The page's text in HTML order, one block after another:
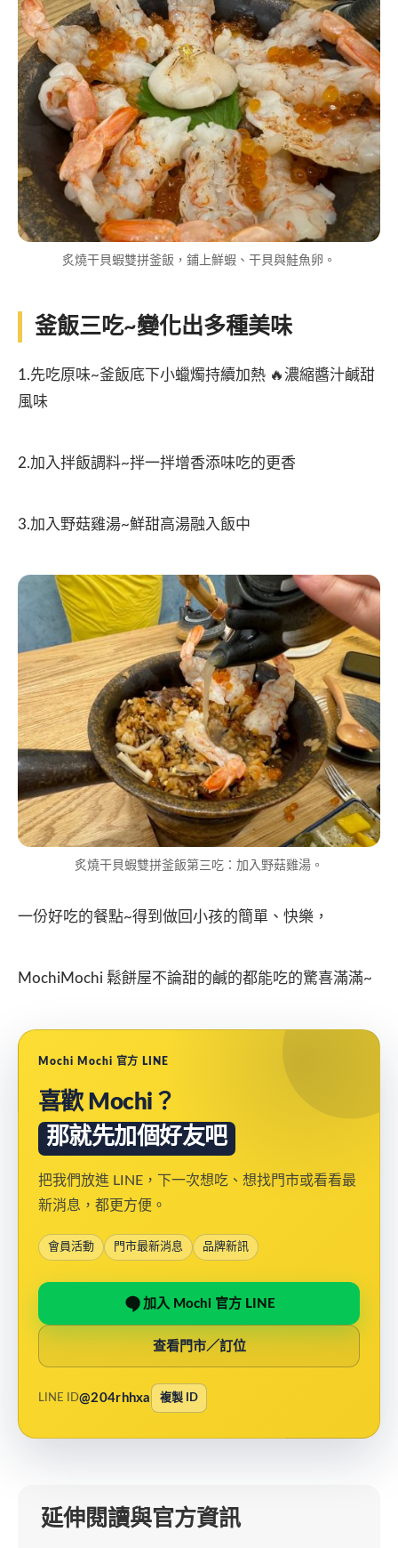
炙燒干貝蝦雙拼釜飯，鋪上鮮蝦、干貝與鮭魚卵。
釜飯三吃~變化出多種美味
1.先吃原味~釜飯底下小蠟燭持續加熱 🔥濃縮醬汁鹹甜
風味
2.加入拌飯調料~拌一拌增香添味吃的更香
3.加入野菇雞湯~鮮甜高湯融入飯中
炙燒干貝蝦雙拼釜飯第三吃：加入野菇雞湯。
一份好吃的餐點~得到做回小孩的簡單、快樂，
MochiMochi 鬆餅屋不論甜的鹹的都能吃的驚喜滿滿~
Mochi Mochi 官方 LINE
喜歡 Mochi？
那就先加個好友吧
把我們放進 LINE，下一次想吃、想找門市或看看最
新消息，都更方便。
會員活動 門市最新消息 品牌新訊
加入 Mochi 官方 LINE
查看門市／訂位
LINE ID@204rhhxa 複製 ID
延伸閱讀與官方資訊